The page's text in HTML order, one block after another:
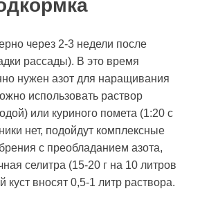
через 2-3 недели после
рассады). В это время
нужен азот для наращивания
использовать раствор
или куриного помета (1:20 с
нет, подойдут комплексные
с преобладанием азота,
селитра (15-20 г на 10 литров
вносят 0,5-1 литр раствора.